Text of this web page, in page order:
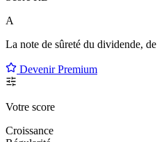
A
La note de sûreté du dividende, de
Devenir Premium
Votre score
Croissance